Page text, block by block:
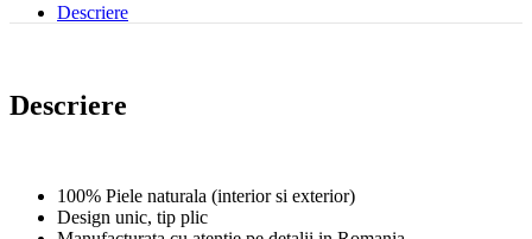
Descriere
Descriere
100% Piele naturala (interior si exterior)
Design unic, tip plic